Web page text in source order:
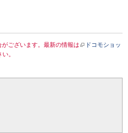
ございます。最新の情報は
ドコモショッ
。